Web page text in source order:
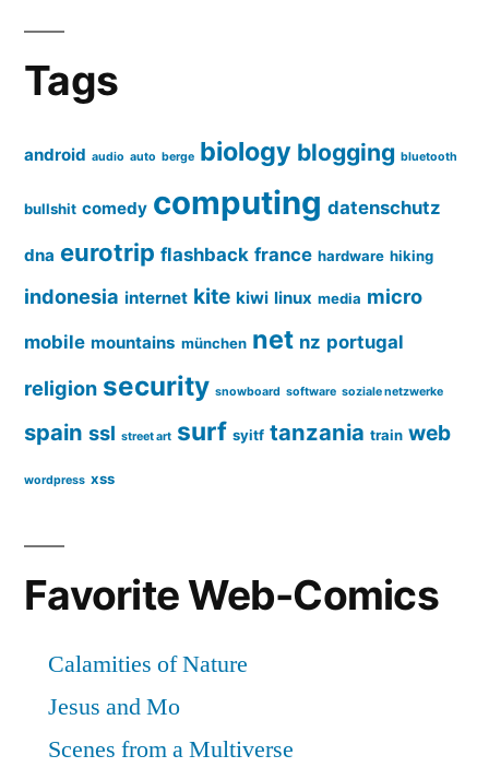
Tags
android audio auto berge biology blogging bluetooth
bullshit comedy computing datenschutz
dna eurotrip flashback france hardware hiking
indonesia internet kite kiwi linux media micro
mobile mountains münchen net nz portugal
religion security snowboard software soziale netzwerke
spain ssl street art surf syitf tanzania train web
wordpress xss
Favorite Web-Comics